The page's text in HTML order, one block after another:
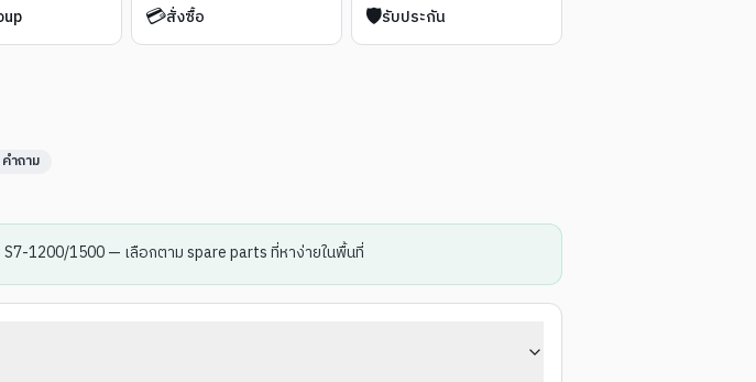
💳สั่งซื้อ 🛡️รับประกัน
คำถาม
S7-1200/1500 — เลือกตาม spare parts ที่หาง่ายในพื้นที่